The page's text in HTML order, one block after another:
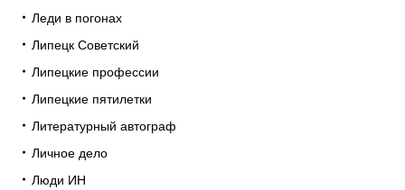
Леди в погонах
Липецк Советский
Липецкие профессии
Липецкие пятилетки
Литературный автограф
Личное дело
Люди ИН